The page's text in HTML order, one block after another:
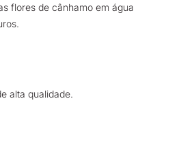
flores de cânhamo em água
alta qualidade.